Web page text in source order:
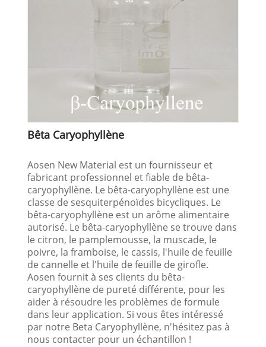
Bêta Caryophyllène
Aosen New Material est un fournisseur et
fabricant professionnel et fiable de bêta-
caryophyllène. Le bêta-caryophyllène est une
classe de sesquiterpénoïdes bicycliques. Le
bêta-caryophyllène est un arôme alimentaire
autorisé. Le bêta-caryophyllène se trouve dans
le citron, le pamplemousse, la muscade, le
poivre, la framboise, le cassis, l'huile de feuille
de cannelle et l'huile de feuille de girofle.
Aosen fournit à ses clients du bêta-
caryophyllène de pureté différente, pour les
aider à résoudre les problèmes de formule
dans leur application. Si vous êtes intéressé
par notre Beta Caryophyllène, n'hésitez pas à
nous contacter pour un échantillon !